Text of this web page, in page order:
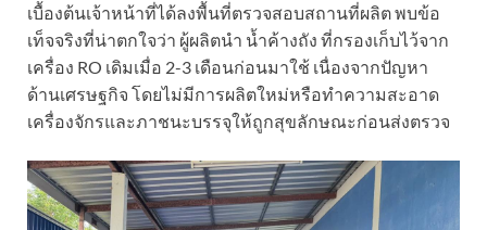
เบื้องต้นเจ้าหน้าที่ได้ลงพื้นที่ตรวจสอบสถานที่ผลิต พบข้อ
เท็จจริงที่น่าตกใจว่า ผู้ผลิตนำ น้ำค้างถัง ที่กรองเก็บไว้จาก
เครื่อง RO เดิมเมื่อ 2-3 เดือนก่อนมาใช้ เนื่องจากปัญหา
ด้านเศรษฐกิจ โดยไม่มีการผลิตใหม่หรือทำความสะอาด
เครื่องจักรและภาชนะบรรจุให้ถูกสุขลักษณะก่อนส่งตรวจ